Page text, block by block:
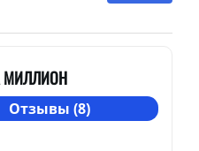
МИЛЛИОН
Отзывы (8)